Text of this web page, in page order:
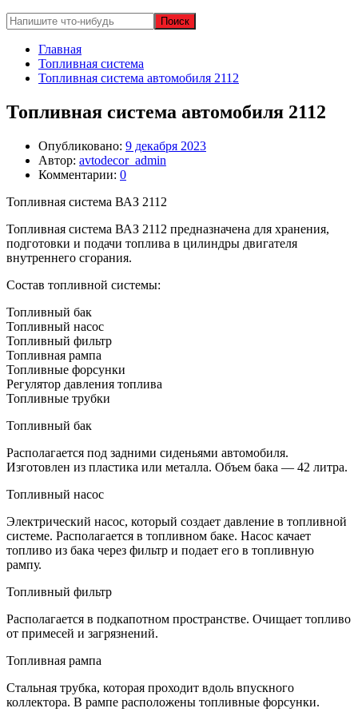
Главная
Топливная система
Топливная система автомобиля 2112
Топливная система автомобиля 2112
Опубликовано: 9 декабря 2023
Автор: avtodecor_admin
Комментарии: 0
Топливная система ВАЗ 2112
Топливная система ВАЗ 2112 предназначена для хранения,
подготовки и подачи топлива в цилиндры двигателя
внутреннего сгорания.
Состав топливной системы:
Топливный бак
Топливный насос
Топливный фильтр
Топливная рампа
Топливные форсунки
Регулятор давления топлива
Топливные трубки
Топливный бак
Располагается под задними сиденьями автомобиля.
Изготовлен из пластика или металла. Объем бака — 42 литра.
Топливный насос
Электрический насос, который создает давление в топливной
системе. Располагается в топливном баке. Насос качает
топливо из бака через фильтр и подает его в топливную
рампу.
Топливный фильтр
Располагается в подкапотном пространстве. Очищает топливо
от примесей и загрязнений.
Топливная рампа
Стальная трубка, которая проходит вдоль впускного
коллектора. В рампе расположены топливные форсунки.